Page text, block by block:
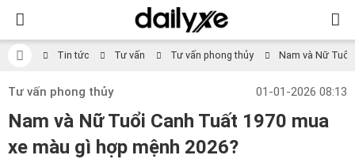
Tin tức Tư vấn Tư vấn phong thủy Nam và Nữ Tuổi
Tư vấn phong thủy 01-01-2026 08:13
Nam và Nữ Tuổi Canh Tuất 1970 mua
xe màu gì hợp mệnh 2026?